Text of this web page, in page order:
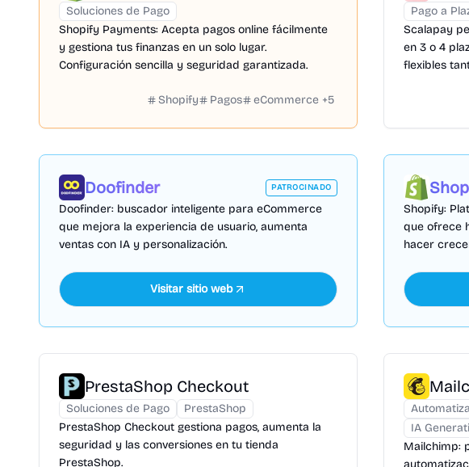
Soluciones de Pago
Shopify Payments: Acepta pagos online fácilmente
y gestiona tus finanzas en un solo lugar.
Configuración sencilla y seguridad garantizada.
Shopify Pagos eCommerce +5
Pago a
Scalapay
en 3 o 4
flexibles
Doofinder PATROCINADO
Doofinder: buscador inteligente para eCommerce
que mejora la experiencia de usuario, aumenta
ventas con IA y personalización.
Visitar sitio web
Shopify:
que ofrece
hacer
PrestaShop Checkout
Soluciones de Pago
PrestaShop
PrestaShop Checkout gestiona pagos, aumenta la
seguridad y las conversiones en tu tienda
PrestaShop.
IA
Mailchimp: